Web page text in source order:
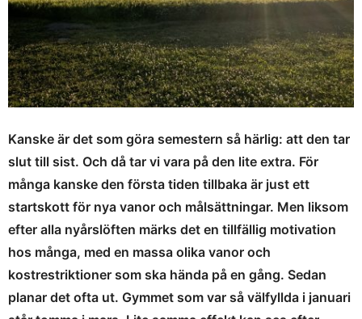
Kanske är det som göra semestern så härlig: att den tar
slut till sist. Och då tar vi vara på den lite extra. För
många kanske den första tiden tillbaka är just ett
startskott för nya vanor och målsättningar. Men liksom
efter alla nyårslöften märks det en tillfällig motivation
hos många, med en massa olika vanor och
kostrestriktioner som ska hända på en gång. Sedan
planar det ofta ut. Gymmet som var så välfyllda i januari